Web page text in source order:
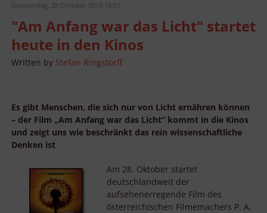
Donnerstag, 28 Oktober 2010 16:57
"Am Anfang war das Licht" startet
heute in den Kinos
Written by Stefan Ringstorff
Es gibt Menschen, die sich nur von Licht ernähren können
– der Film „Am Anfang war das Licht“ kommt in die Kinos
und zeigt uns wie beschränkt das rein wissenschaftliche
Denken ist
Am 28. Oktober startet
deutschlandweit der
aufsehenerregende Film des
österreichischen Filmemachers P. A.